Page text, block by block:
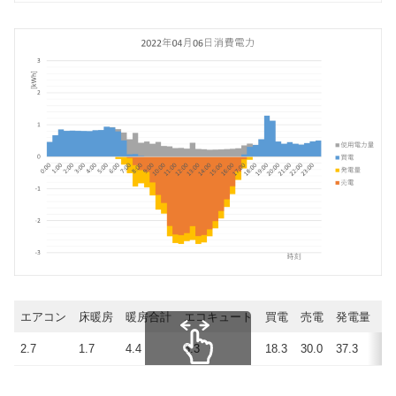
エアコン 床暖房 暖房合計 エコキュート 買電 売電 発電量
2.7 1.7 4.4 5.3 18.3 30.0 37.3